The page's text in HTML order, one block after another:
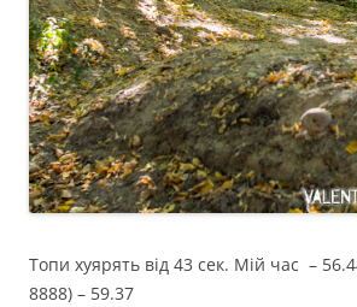
Топи хуярять від 43 сек. Мій час –
8888) – 59.37